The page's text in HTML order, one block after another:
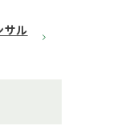
サル